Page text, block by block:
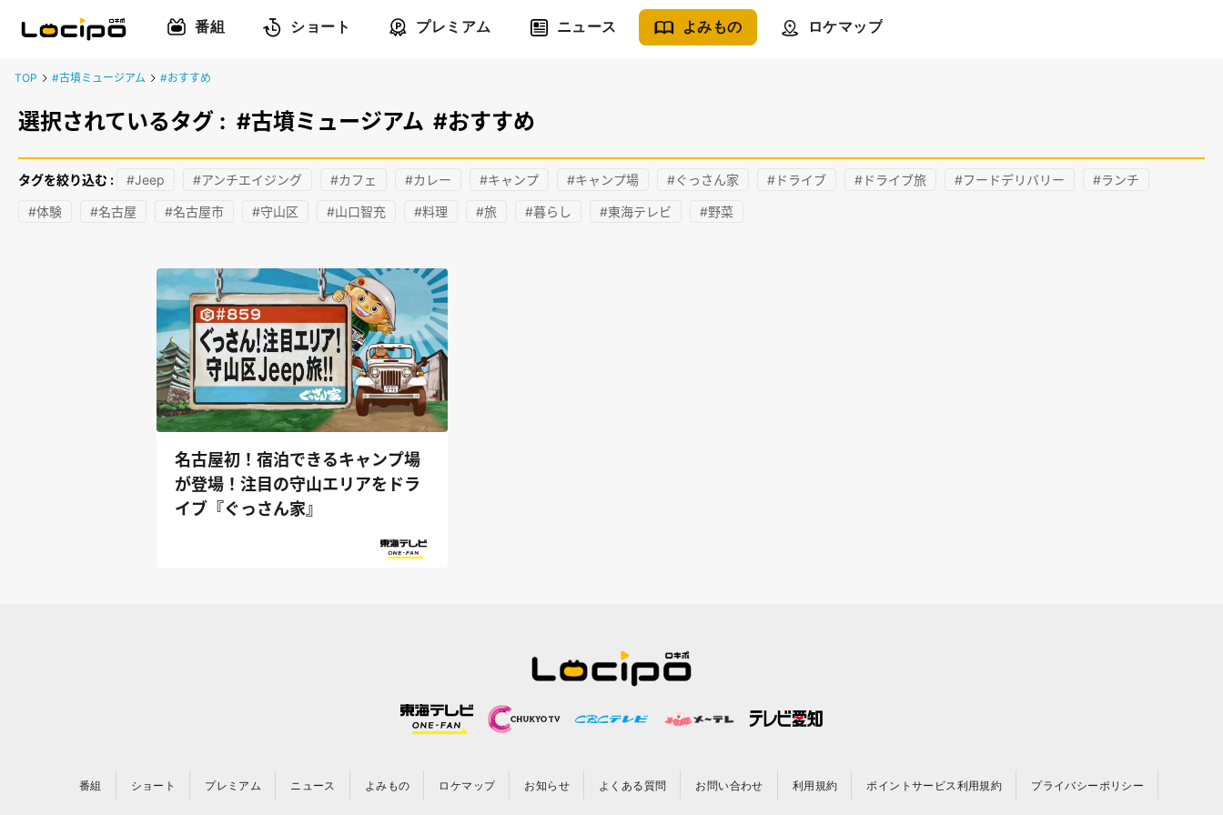
番組 ショート プレミアム ニュース よみもの ロケマップ
TOP #古墳ミュージアム #おすすめ
選択されているタグ : #古墳ミュージアム #おすすめ
タグを絞り込む : #Jeep #アンチエイジング #カフェ #カレー #キャンプ #キャンプ場 #ぐっさん家 #ドライブ #ドライブ旅 #フードデリバリー #ランチ
#体験 #名古屋 #名古屋市 #守山区 #山口智充 #料理 #旅 #暮らし #東海テレビ #野菜
名古屋初！宿泊できるキャンプ場
が登場！注目の守山エリアをドラ
イブ『ぐっさん家』
番組 ショート プレミアム ニュース よみもの ロケマップ お知らせ よくある質問 お問い合わせ 利用規約 ポイントサービス利用規約 プライバシーポリシー